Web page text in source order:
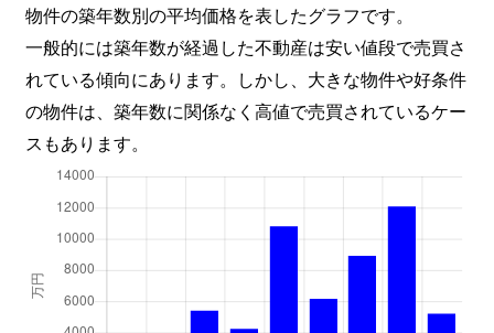
物件の築年数別の平均価格を表したグラフです。
一般的には築年数が経過した不動産は安い値段で売買さ
れている傾向にあります。しかし、大きな物件や好条件
の物件は、築年数に関係なく高値で売買されているケー
スもあります。